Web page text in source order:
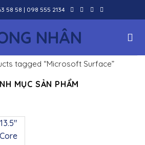
58 58 | 098 555 2134
tagged “Microsoft Surface”
MỤC SẢN PHẨM